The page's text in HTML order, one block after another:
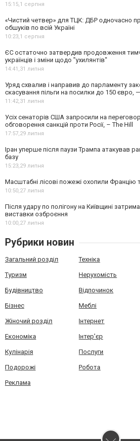
15:15,1 серпня
«Чистий четвер» для ТЦК: ДБР одночасно
обшуків по всій Україні
10:23,1 серпня
ЄС остаточно затвердив продовження
українців і зміни щодо "ухилянтів"
14:41,31 липня
Уряд схвалив і направив до парламенту
скасування пільги на посилки до 150 євро,
11:42,31 липня
Усіх сенаторів США запросили на
обговорення санкцій проти Росії, – The Hill
17:57,29 липня
Іран уперше після паузи Трампа атакував
базу
15:23,29 липня
Масштабні лісові пожежі охопили Францію
10:50,27 липня
Після удару по полігону на Київщині
виставки озброєння
10:00,27 липня
Рубрики новин
Загальний розділ Техніка
Туризм Нерухомість
Будівництво Відпочинок
Бізнес Меблі
Жіночий розділ Інтернет
Економіка Інтер'єр
Кулінарія Послуги
Подорожі Робота
Реклама